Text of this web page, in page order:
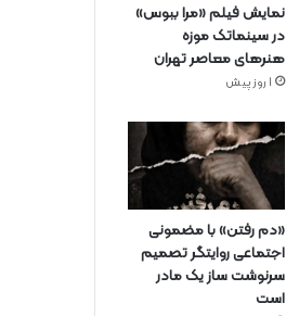
نمایش فیلم «مرا ببوس»
در سینماتک موزه
هنرهای معاصر تهران
1 روز پیش
«دم رفتن» با مضمونی
اجتماعی روایتگر تصمیم
سرنوشت ساز یک مادر
است